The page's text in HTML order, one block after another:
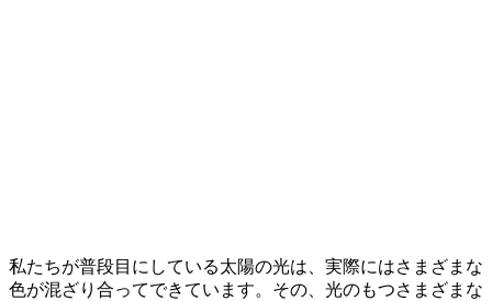
私たちが普段目にしている太陽の光は、実際にはさまざまな
色が混ざり合ってできています。その、光のもつさまざまな